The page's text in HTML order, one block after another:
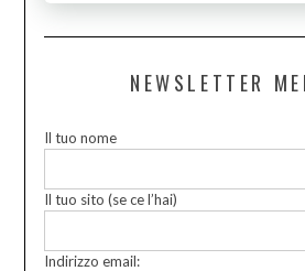
NEWSLETTER
Il tuo nome
Il tuo sito (se ce l’hai)
Indirizzo email: